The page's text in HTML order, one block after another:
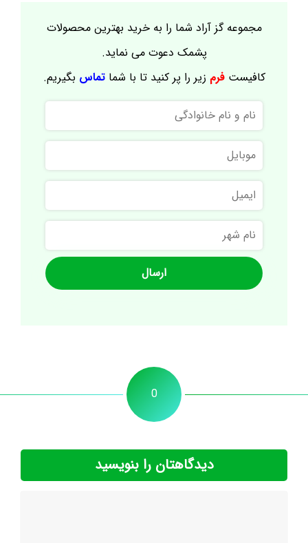
مجموعه گز آراد شما را به خرید بهترین محصولات
پشمک دعوت می نماید.
کافیستفرم زیر را پر کنید تا با شماتماس بگیریم.
نام
و
نام
خانوادگی
موبایل
ایمیل
نام
شهر
0
دیدگاهتان را بنویسید